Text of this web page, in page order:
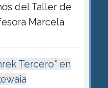
del Taller de
Marcela
Tercero" en